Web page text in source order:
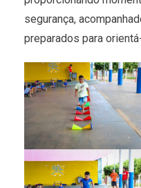
segurança,
preparados para